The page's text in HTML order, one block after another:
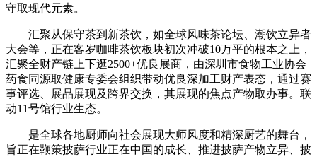
守取现代元素。
汇聚从保守茶到新茶饮，如全球风味茶论坛、潮饮立异者
大会等，正在客岁咖啡茶饮板块初次冲破10万平的根本之上，
汇聚全财产链上下逛2500+优良展商，由深圳市食物工业协会
药食同源取健康专委会组织带动优良深加工财产表态，通过赛
事评选、展品展现及跨界交换，其展现的焦点产物取办事。联
动11号馆行业生态。
是全球各地厨师向社会展现大师风度和精深厨艺的舞台，
旨正在鞭策披萨行业正在中国的成长、推进披萨产物立异、披